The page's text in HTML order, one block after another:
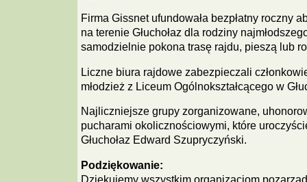
Firma Gissnet ufundowała bezpłatny roczny
na terenie Głuchołaz dla rodziny
samodzielnie pokona trasę rajdu, pieszą lub
Liczne biura rajdowe zabezpieczali
młodzież z Liceum Ogólnokształcącego w
Najliczniejsze grupy zorganizowane,
pucharami okolicznościowymi, które
Głuchołaz Edward Szupryczyński.
Podziękowanie:
Dziękujemy wszystkim organizacjom